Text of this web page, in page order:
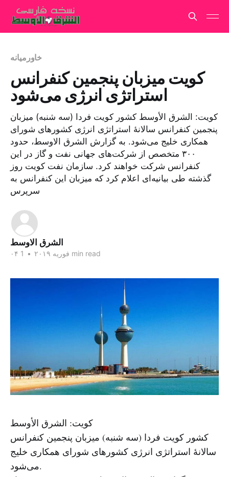
خاورمیانه
کویت میزبان پنجمین کنفرانس
استراتژی انرژی می‌شود
کویت: الشرق الأوسط کشور کویت فردا (سه شنبه) میزبان
پنجمین کنفرانس سالانهٔ استراتژی انرژی کشورهای شورای
همکاری خلیج می‌شود. به گزارش الشرق الاوسط، حدود
۳۰۰ متخصص از شرکت‌های جهانی نفت و گاز در این
کنفرانس شرکت خواهند کرد. سازمان نفت کویت روز
گذشته طی بیانیه‌ای اعلام کرد که میزبان این کنفرانس به
سرپرس
الشرق الاوسط
۰۴ فوریه ۲۰۱۹ • 1 min read
کویت: الشرق الأوسط
کشور کویت فردا (سه شنبه) میزبان پنجمین کنفرانس
سالانهٔ استراتژی انرژی کشورهای شورای همکاری خلیج
می‌شود.